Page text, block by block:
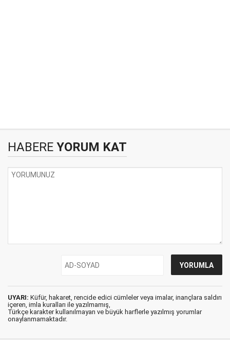
HABERE YORUM KAT
UYARI: Küfür, hakaret, rencide edici cümleler veya imalar, inançlara saldırı
içeren, imla kuralları ile yazılmamış,
Türkçe karakter kullanılmayan ve büyük harflerle yazılmış yorumlar
onaylanmamaktadır.